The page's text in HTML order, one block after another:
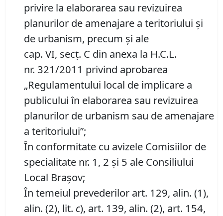
privire la elaborarea sau revizuirea
planurilor de amenajare a teritoriului şi
de urbanism, precum şi ale
cap. VI, secţ. C din anexa la H.C.L.
nr. 321/2011 privind aprobarea
„Regulamentului local de implicare a
publicului în elaborarea sau revizuirea
planurilor de urbanism sau de amenajare
a teritoriului”;
În conformitate cu avizele Comisiilor de
specialitate nr. 1, 2 și 5 ale Consiliului
Local Brașov;
În temeiul prevederilor art. 129, alin. (1),
alin. (2), lit. c), art. 139, alin. (2), art. 154,